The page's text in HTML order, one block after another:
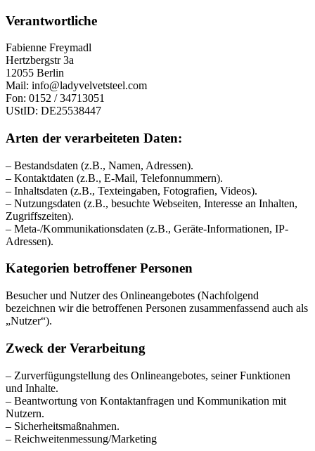
Verantwortliche
Fabienne Freymadl
Hertzbergstr 3a
12055 Berlin
Mail: info@ladyvelvetsteel.com
Fon: 0152 / 34713051
UStID: DE25538447
Arten der verarbeiteten Daten:
– Bestandsdaten (z.B., Namen, Adressen).
– Kontaktdaten (z.B., E-Mail, Telefonnummern).
– Inhaltsdaten (z.B., Texteingaben, Fotografien, Videos).
– Nutzungsdaten (z.B., besuchte Webseiten, Interesse an Inhalten,
Zugriffszeiten).
– Meta-/Kommunikationsdaten (z.B., Geräte-Informationen, IP-
Adressen).
Kategorien betroffener Personen
Besucher und Nutzer des Onlineangebotes (Nachfolgend
bezeichnen wir die betroffenen Personen zusammenfassend auch als
„Nutzer“).
Zweck der Verarbeitung
– Zurverfügungstellung des Onlineangebotes, seiner Funktionen
und Inhalte.
– Beantwortung von Kontaktanfragen und Kommunikation mit
Nutzern.
– Sicherheitsmaßnahmen.
– Reichweitenmessung/Marketing